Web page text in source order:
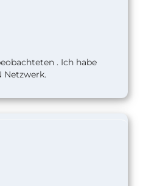
. Ich habe
Netzwerk.